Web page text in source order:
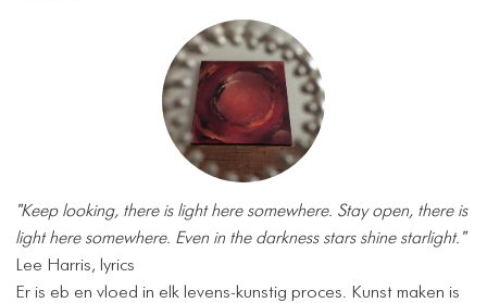
"Keep looking, there is light here somewhere. Stay open, there is
light here somewhere. Even in the darkness stars shine starlight."
Lee Harris, lyrics
Er is eb en vloed in elk levens-kunstig proces. Kunst maken is